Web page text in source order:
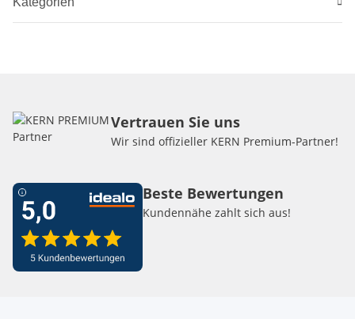
Vertrauen Sie uns
Wir sind offizieller KERN Premium-Partner!
Beste Bewertungen
Kundennähe zahlt sich aus!